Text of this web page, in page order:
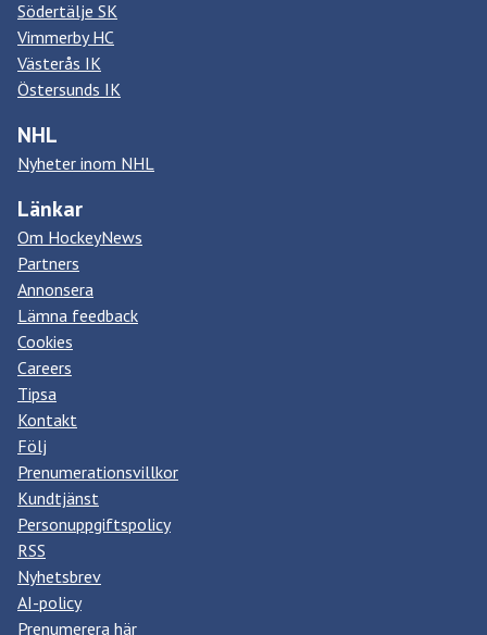
Södertälje SK
Vimmerby HC
Västerås IK
Östersunds IK
NHL
Nyheter inom NHL
Länkar
Om HockeyNews
Partners
Annonsera
Lämna feedback
Cookies
Careers
Tipsa
Kontakt
Följ
Prenumerationsvillkor
Kundtjänst
Personuppgiftspolicy
RSS
Nyhetsbrev
AI-policy
Prenumerera här